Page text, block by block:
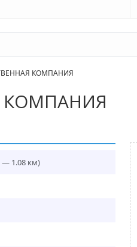
КОМПАНИЯ
КОМПАНИЯ
1.08 км)